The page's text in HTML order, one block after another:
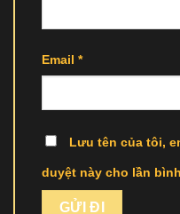
Email *
Lưu tên của tôi,
duyệt này cho lần